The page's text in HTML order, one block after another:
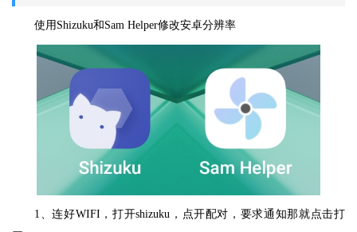
使用Shizuku和Sam Helper修改安卓分辨率
1、连好WIFI，打开shizuku，点开配对，要求通知那就点击打